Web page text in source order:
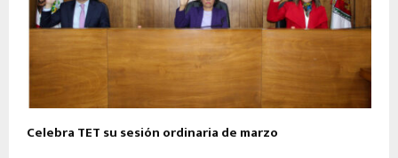
Celebra TET su sesión ordinaria de marzo